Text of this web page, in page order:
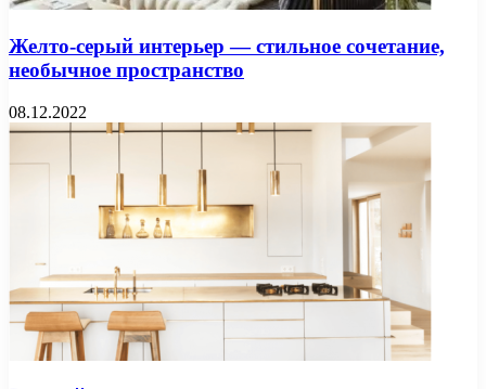
Желто-серый интерьер — стильное сочетание,
необычное пространство
08.12.2022